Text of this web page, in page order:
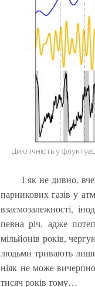
Циклічність у
І як не дивно,
парникових газів у
взаємозалежності,
певна річ, адже
мільйонів років,
людьми тривають
ніяк не може вичерпно
тисяч років тому…